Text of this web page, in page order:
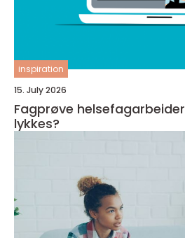
inspiration
15. July 2026
Fagprøve helsefagarbeider hva kreves for å
lykkes?